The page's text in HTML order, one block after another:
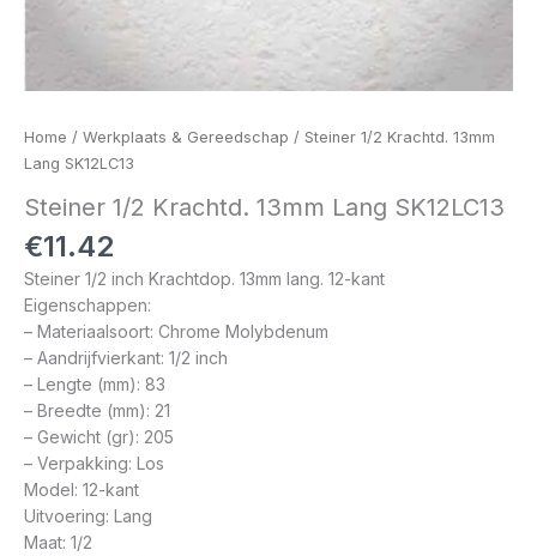
Home / Werkplaats & Gereedschap / Steiner 1/2 Krachtd. 13mm
Lang SK12LC13
Steiner 1/2 Krachtd. 13mm Lang SK12LC13
€11.42
Steiner 1/2 inch Krachtdop. 13mm lang. 12-kant
Eigenschappen:
– Materiaalsoort: Chrome Molybdenum
– Aandrijfvierkant: 1/2 inch
– Lengte (mm): 83
– Breedte (mm): 21
– Gewicht (gr): 205
– Verpakking: Los
Model: 12-kant
Uitvoering: Lang
Maat: 1/2